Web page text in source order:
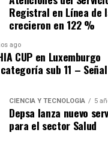
Registral en Línea de
crecieron en 122 %
ago
CUP en Luxemburgo
sub 11 – Señal
CIENCIA Y TECNOLOGÍA 5
Depsa lanza nuevo
para el sector Salud